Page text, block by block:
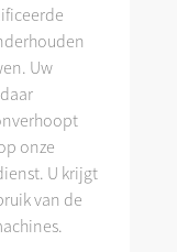
Uw
onze
U krijgt
van de